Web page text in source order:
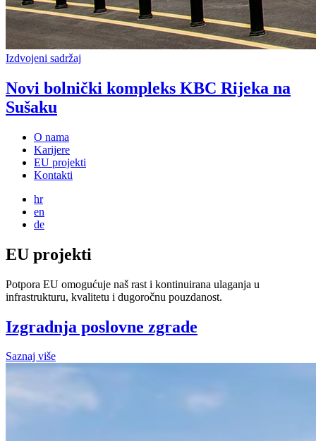
Izdvojeni sadržaj
Novi bolnički kompleks KBC Rijeka na
Sušaku
O nama
Karijere
EU projekti
Kontakti
hr
en
de
EU projekti
Potpora EU omogućuje naš rast i kontinuirana ulaganja u
infrastrukturu, kvalitetu i dugoročnu pouzdanost.
Izgradnja poslovne zgrade
Saznaj više